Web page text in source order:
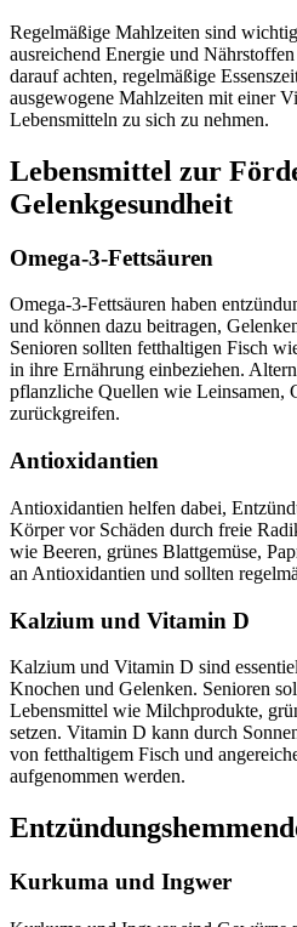
Regelmäßige Mahlzeiten sind
ausreichend Energie und
darauf achten, regelmäßige
ausgewogene Mahlzeiten mit einer
Lebensmitteln zu sich zu nehmen.
Lebensmittel zur
Gelenkgesundheit
Omega-3-Fettsäuren
Omega-3-Fettsäuren haben
und können dazu beitragen,
Senioren sollten fetthaltigen Fisch
in ihre Ernährung einbeziehen.
pflanzliche Quellen wie Leinsamen,
zurückgreifen.
Antioxidantien
Antioxidantien helfen dabei,
Körper vor Schäden durch freie
wie Beeren, grünes Blattgemüse,
an Antioxidantien und sollten
Kalzium und Vitamin D
Kalzium und Vitamin D sind
Knochen und Gelenken. Senioren
Lebensmittel wie Milchprodukte,
setzen. Vitamin D kann durch
von fetthaltigem Fisch und
aufgenommen werden.
Kurkuma und Ingwer